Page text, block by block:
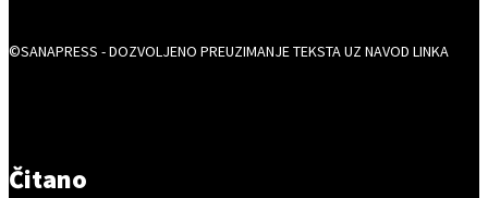
©SANAPRESS - DOZVOLJENO PREUZIMANJE TEKSTA UZ NAVOD LINKA
Čitano